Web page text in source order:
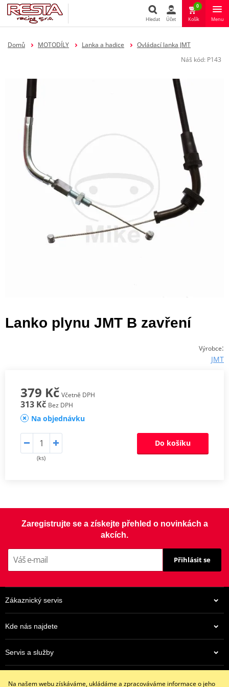
Hledat
Hledat Účet
0
Košík Menu
Domů MOTODÍLY Lanka a hadice
Ovládací lanka JMT
Náš kód: P143
Lanko plynu JMT B zavření
Výrobce:
JMT
379 Kč Včetně DPH
313 Kč Bez DPH
Na objednávku
(ks)
Do košíku
Zaregistrujte se a získejte přehled o novinkách a
akcích.
Přihlásit se
Zákaznický servis
Kde nás najdete
Servis a služby
Na našem webu získáváme, ukládáme a zpracováváme informace o jeho